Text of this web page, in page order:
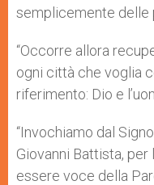
semplicemente delle
“Occorre allora
ogni città che voglia
riferimento: Dio e
“Invochiamo dal
Giovanni Battista, per
essere voce della